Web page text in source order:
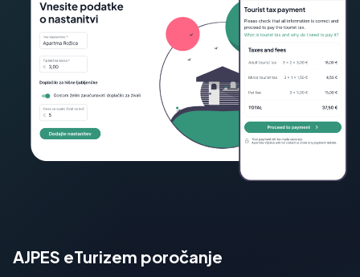
AJPES eTurizem poročanje